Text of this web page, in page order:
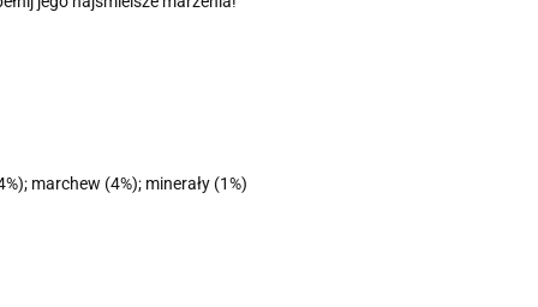
marchew (4%); minerały (1%)